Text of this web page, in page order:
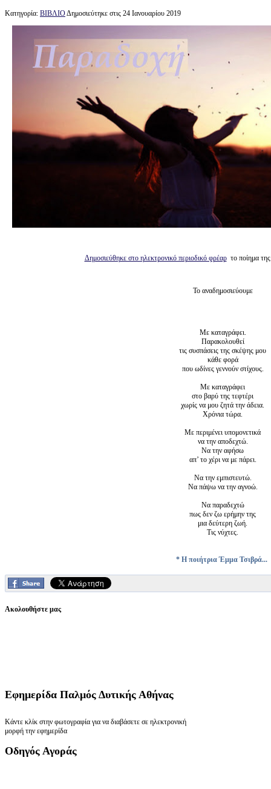
Κατηγορία: ΒΙΒΛΙΟΔημοσιεύτηκε στις 24 Ιανουαρίου 2019
Δημοσιεύθηκε στο ηλεκτρονικό περιοδικό φρέαρτο ποίημα της
Το αναδημοσιεύουμε
Με καταγράφει.
Παρακολουθεί
τις συσπάσεις της σκέψης μου
κάθε φορά
που ωδίνες γεννούν στίχους.
Με καταγράφει
στο βαρύ της τεφτέρι
χωρίς να μου ζητά την άδεια.
Χρόνια τώρα.
Με περιμένει υπομονετικά
να την αποδεχτώ.
Να την αφήσω
απ’ το χέρι να με πάρει.
Να την εμπιστευτώ.
Να πάψω να την αγνοώ.
Να παραδεχτώ
πως δεν ζω ερήμην της
μια δεύτερη ζωή.
Τις νύχτες.
* Η ποιήτρια Έμμα Τσιβρά...
Ακολουθήστε μας
Εφημερίδα Παλμός Δυτικής Αθήνας
Κάντε κλίκ στην φωτογραφία για να διαβάσετε σε ηλεκτρονική
μορφή την εφημερίδα
Οδηγός Αγοράς